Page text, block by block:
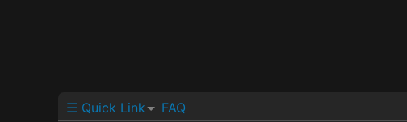
☰ Quick Link FAQ